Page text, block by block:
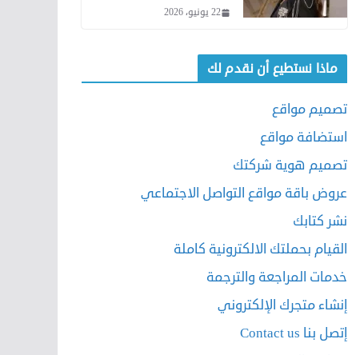
22 يونيو، 2026
ماذا نستطيع أن نقدم لك
تصميم مواقع
استضافة مواقع
تصميم هوية شركتك
عروض باقة مواقع التواصل الاجتماعي
نشر كتابك
القيام بحملتك الالكترونية كاملة
خدمات المراجعة والترجمة
إنشاء متجرك الإلكتروني
إتصل بنا Contact us